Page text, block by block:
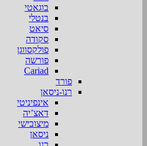
בוגאטי
בנטלי
סיאט
סקודה
פולקסווגן
פורשה
Cariad
פורד
רנו-ניסאן
אינפיניטי
דאצ’יה
מיצובישי
ניסאן